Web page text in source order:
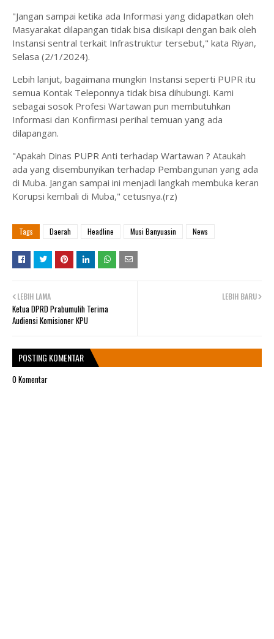
"Jangan sampai ketika ada Informasi yang didapatkan oleh
Masyarakat dilapangan tidak bisa disikapi dengan baik oleh
Instansi sentral terkait Infrastruktur tersebut," kata Riyan,
Selasa (2/1/2024).
Lebih lanjut, bagaimana mungkin Instansi seperti PUPR itu
semua Kontak Teleponnya tidak bisa dihubungi. Kami
sebagai sosok Profesi Wartawan pun membutuhkan
Informasi dan Konfirmasi perihal temuan yang ada
dilapangan.
"Apakah Dinas PUPR Anti terhadap Wartawan ? Ataukah
ada yang disembunyikan terhadap Pembangunan yang ada
di Muba. Jangan sampai ini menjadi langkah membuka keran
Korupsi kembali di Muba," cetusnya.(rz)
Tags Daerah Headline Musi Banyuasin News
LEBIH BARU
LEBIH LAMA
Ketua DPRD Prabumulih Terima
Audiensi Komisioner KPU
POSTING KOMENTAR
0 Komentar